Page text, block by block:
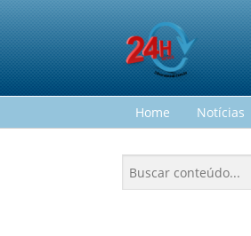
Home Notícias